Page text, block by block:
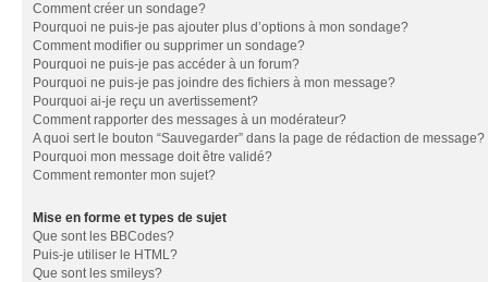
Comment créer un sondage?
Pourquoi ne puis-je pas ajouter plus d’options à mon sondage?
Comment modifier ou supprimer un sondage?
Pourquoi ne puis-je pas accéder à un forum?
Pourquoi ne puis-je pas joindre des fichiers à mon message?
Pourquoi ai-je reçu un avertissement?
Comment rapporter des messages à un modérateur?
A quoi sert le bouton “Sauvegarder” dans la page de rédaction de message?
Pourquoi mon message doit être validé?
Comment remonter mon sujet?
Mise en forme et types de sujet
Que sont les BBCodes?
Puis-je utiliser le HTML?
Que sont les smileys?